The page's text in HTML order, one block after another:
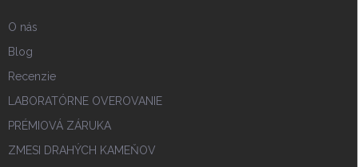
O nás
Blog
Recenzie
LABORATÓRNE OVEROVANIE
PRÉMIOVÁ ZÁRUKA
ZMESI DRAHÝCH KAMEŇOV